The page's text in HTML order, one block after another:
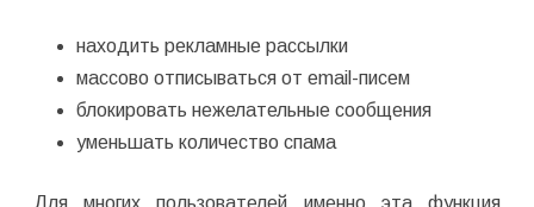
находить рекламные рассылки
массово отписываться от email-писем
блокировать нежелательные сообщения
уменьшать количество спама
Для многих пользователей именно эта функция